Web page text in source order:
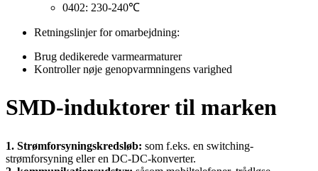
0402: 230-240℃
Retningslinjer for omarbejdning:
Brug dedikerede varmearmaturer
Kontroller nøje genopvarmningens varighed
SMD-induktorer til marken
1. Strømforsyningskredsløb: som f.eks. en switching-
strømforsyning eller en DC-DC-konverter.